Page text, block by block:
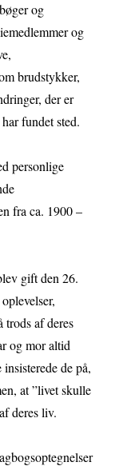
og
og
brudstykker,
der er
fundet sted.
personlige
fra ca. 1900 –
gift den 26.
trods af deres
og mor altid
de på,
at ”livet skulle
deres liv.